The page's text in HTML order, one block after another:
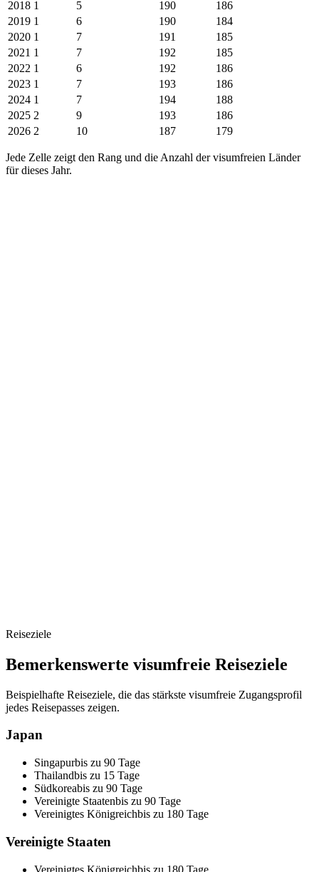
2018 1 5 190
186
2019 1 6 190
184
2020 1 7 191
185
2021 1 7 192
185
2022 1 6 192
186
2023 1 7 193
186
2024 1 7 194
188
2025 2 9 193
186
2026 2 10 187 179
Jede Zelle zeigt den Rang und die Anzahl der visumfreien Länder
für dieses Jahr.
Reiseziele
Bemerkenswerte visumfreie Reiseziele
Beispielhafte Reiseziele, die das stärkste visumfreie Zugangsprofil
jedes Reisepasses zeigen.
Japan
Singapurbis zu 90 Tage
Thailandbis zu 15 Tage
Südkoreabis zu 90 Tage
Vereinigte Staatenbis zu 90 Tage
Vereinigtes Königreichbis zu 180 Tage
Vereinigte Staaten
Vereinigtes Königreichbis zu 180 Tage